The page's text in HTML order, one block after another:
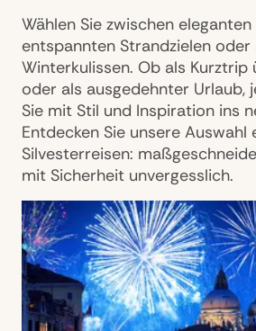
Wählen Sie zwischen
entspannten Strandzielen
Winterkulissen. Ob als Kurztrip
oder als ausgedehnter Urlaub,
Sie mit Stil und Inspiration ins
Entdecken Sie unsere Auswahl
Silvesterreisen:
mit Sicherheit unvergesslich.